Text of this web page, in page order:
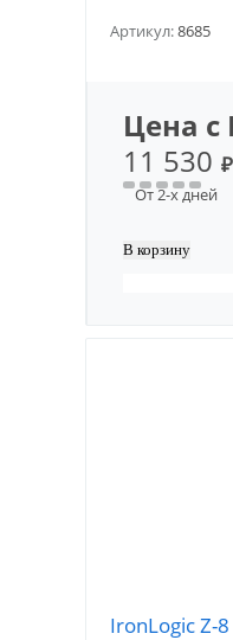
Артикул:8685
Цена с
11 530₽
От 2-х дней
IronLogic Z-